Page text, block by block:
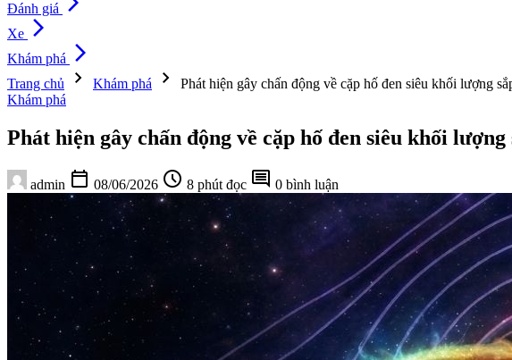
Đánh giá
Xe arrow_forward_ios
Khám phá arrow_forward_ios
Trang chủ chevron_right Khám phá chevron_right
Phát hiện gây chấn động về cặp hố đen siêu khối lượng
Khám phá
Phát hiện gây chấn động về cặp hố đen siêu khối
admin calendar_today 08/06/2026 schedule 8 phút đọc comment 0 bình luận